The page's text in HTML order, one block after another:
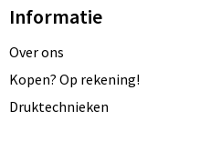
Informatie
Over ons
Kopen? Op rekening!
Druktechnieken